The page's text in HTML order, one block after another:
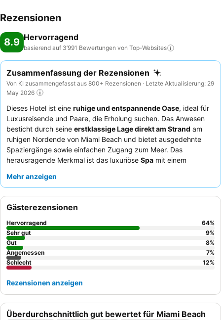
Rezensionen
8.9 Hervorragend
basierend auf 3’991 Bewertungen von Top-Websites
Zusammenfassung der Rezensionen
Von KI zusammengefasst aus 800+ Rezensionen · Letzte Aktualisierung: 29
May 2026
Dieses Hotel ist eine ruhige und entspannende Oase, ideal für
Luxusreisende und Paare, die Erholung suchen. Das Anwesen
besticht durch seine erstklassige Lage direkt am Strand am
ruhigen Nordende von Miami Beach und bietet ausgedehnte
Spaziergänge sowie einfachen Zugang zum Meer. Das
herausragende Merkmal ist das luxuriöse Spa mit einem
innovativen berührungslosen Wellness-Erlebnissen. Die Gäste
und die köstlichen Mahlzeiten im Strandrestaurant,
einschließlich des reichhaltigen Frühstücksbuffets. Für das
beste Erlebnis empfiehlt sich ein Zimmer mit
, um die
spektakuläre Landschaft zu genießen.
Mehr anzeigen
Überdurchschnittlich gut bewertet für Miami Beach
Gästerezensionen
Hervorragend 64%
Sehr gut
9%
Gut
8%
Angemessen
7%
Schlecht
12%
Rezensionen anzeigen